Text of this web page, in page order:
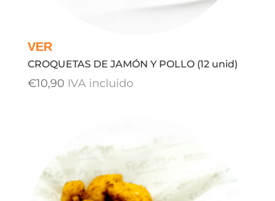
CROQUETAS DE JAMÓN Y POLLO (12 unid)
€10,90 IVA incluido